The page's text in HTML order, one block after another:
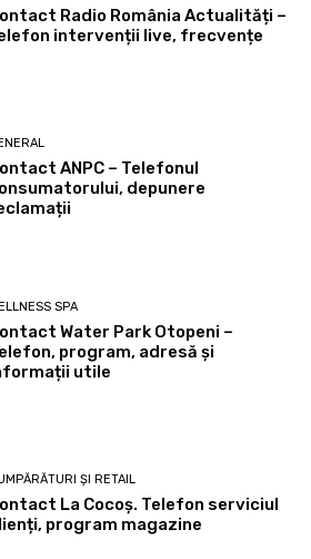
Radio România Actualități –
intervenții live, frecvențe
ANPC – Telefonul
depunere
SPA
Water Park Otopeni –
program, adresă și
utile
ȘI RETAIL
La Cocoș. Telefon serviciul
program magazine